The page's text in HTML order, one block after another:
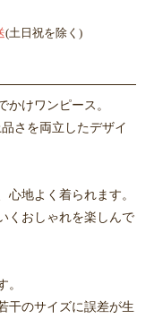
(土日祝を除く)
かけワンピース。
さを両立したデザイ
地よく着られます。
くおしゃれを楽しんで
干のサイズに誤差が生